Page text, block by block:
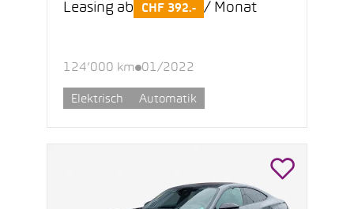
Leasing ab CHF 392.- / Monat
124’000 km 01/2022
Elektrisch Automatik